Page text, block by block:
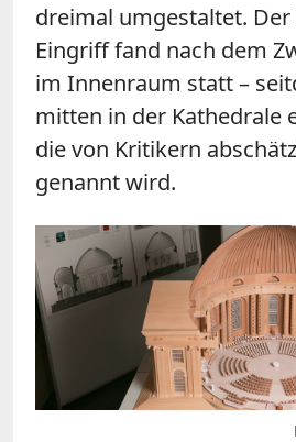
dreimal umgestaltet.
Eingriff fand nach dem
im Innenraum statt –
mitten in der Kathedrale
die von Kritikern
genannt wird.